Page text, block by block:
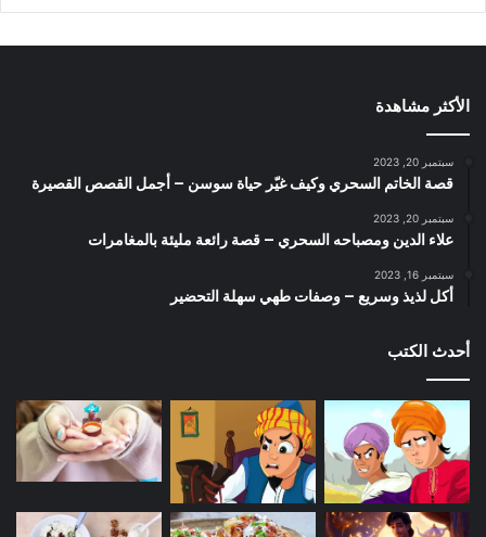
الأكثر مشاهدة
سبتمبر 20, 2023
قصة الخاتم السحري وكيف غيّر حياة سوسن – أجمل القصص القصيرة
سبتمبر 20, 2023
علاء الدين ومصباحه السحري – قصة رائعة مليئة بالمغامرات
سبتمبر 16, 2023
أكل لذيذ وسريع – وصفات طهي سهلة التحضير
أحدث الكتب